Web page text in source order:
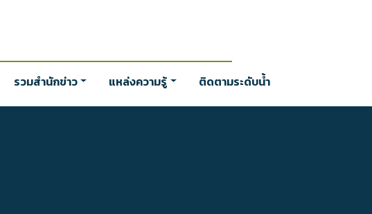
รวมสำนักข่าว แหล่งความรู้ ติดตามระดับน้ำ